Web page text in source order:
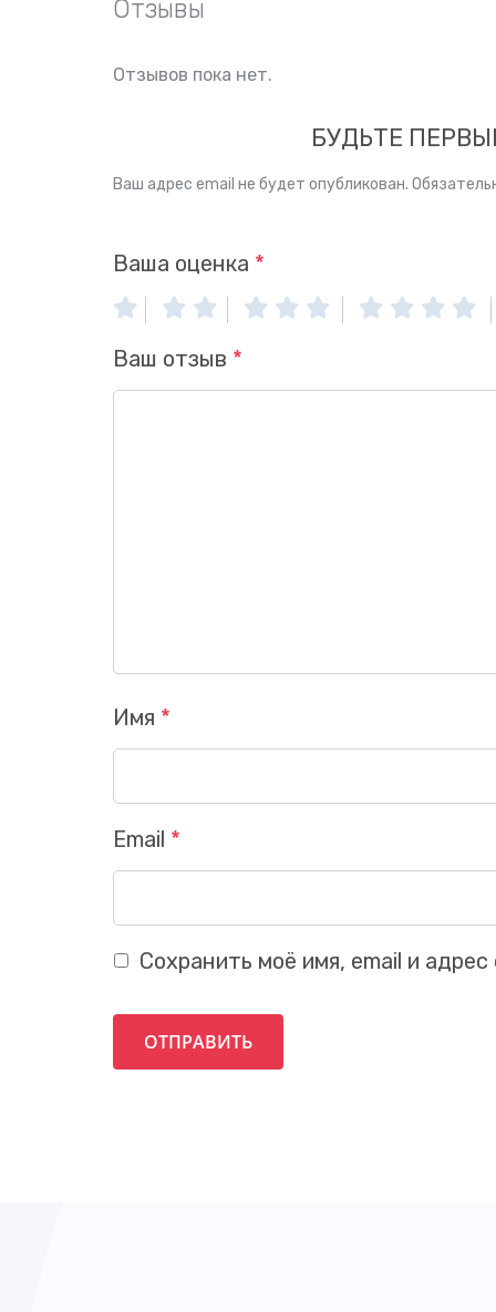
Отзывы
Отзывов пока нет.
БУДЬТЕ
Ваш адрес email не будет опубликован.
Ваша оценка *
Ваш отзыв *
Имя *
Email *
Сохранить моё имя, email и